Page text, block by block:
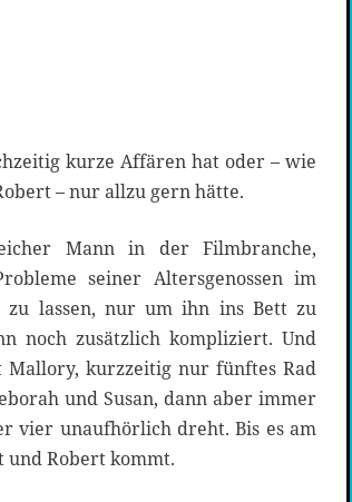
kurze Affären hat oder – wie
– nur allzu gern hätte.
Mann in der Filmbranche,
seiner Altersgenossen im
zu lassen, nur um ihn ins Bett zu
noch zusätzlich kompliziert. Und
kurzzeitig nur fünftes Rad
und Susan, dann aber immer
vier unaufhörlich dreht. Bis es am
und Robert kommt.